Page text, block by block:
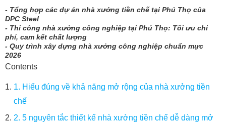
- Tổng hợp các dự án nhà xưởng tiền chế tại Phú Thọ của
DPC Steel
- Thi công nhà xưởng công nghiệp tại Phú Thọ: Tối ưu chi
phí, cam kết chất lượng
- Quy trình xây dựng nhà xưởng công nghiệp chuẩn mực
2026
Contents
1. Hiểu đúng về khả năng mở rộng của nhà xưởng tiền
chế
2. 5 nguyên tắc thiết kế nhà xưởng tiền chế dễ dàng mở